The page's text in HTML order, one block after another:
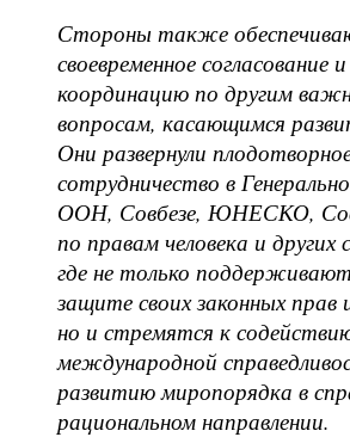
Стороны также
своевременное согласование и
координацию по другим
вопросам, касающимся
Они развернули
сотрудничество в
ООН, Совбезе, ЮНЕСКО,
по правам человека и других
где не только поддерживают
защите своих законных прав
но и стремятся к
международной
развитию миропорядка в
рациональном направлении.